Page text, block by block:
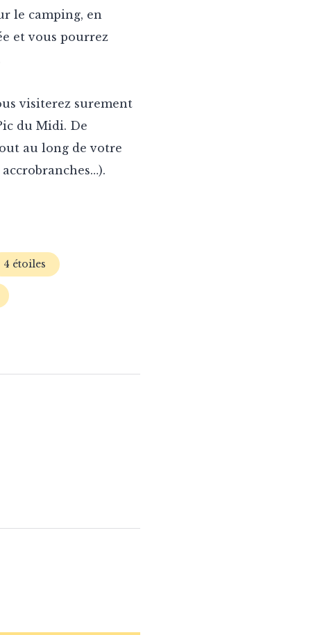
le camping, en
et vous pourrez
visiterez surement
du Midi. De
au long de votre
4 étoiles